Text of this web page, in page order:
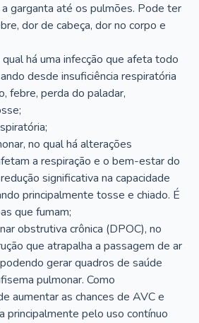
garganta até os pulmões. Pode ter
dor de cabeça, dor no corpo e
há uma infecção que afeta todo
desde insuficiência respiratória
febre, perda do paladar,
no qual há alterações
a respiração e o bem-estar do
significativa na capacidade
principalmente tosse e chiado. É
que fumam;
obstrutiva crônica (DPOC), no
que atrapalha a passagem de ar
gerar quadros de saúde
pulmonar. Como
aumentar as chances de AVC e
principalmente pelo uso contínuo